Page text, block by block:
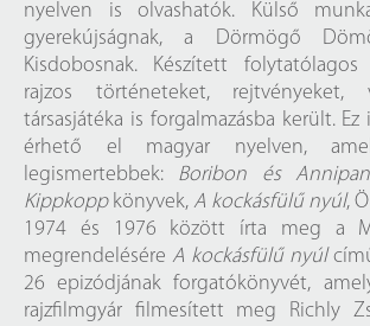
nyelven is olvashatók. Külső
gyerekújságnak, a Dörmögő
Kisdobosnak. Készített folytatólagos
rajzos történeteket, rejtvényeket,
társasjátéka is forgalmazásba került.
érhető el magyar nyelven,
legismertebbek: Boribon és Annipan
Kippkoppkönyvek, A kockásfülű nyúl, Ö
1974 és 1976 között írta meg a
megrendelésére A kockásfülű nyúl
26 epizódjának forgatókönyvét,
rajzfilmgyár filmesített meg Richly